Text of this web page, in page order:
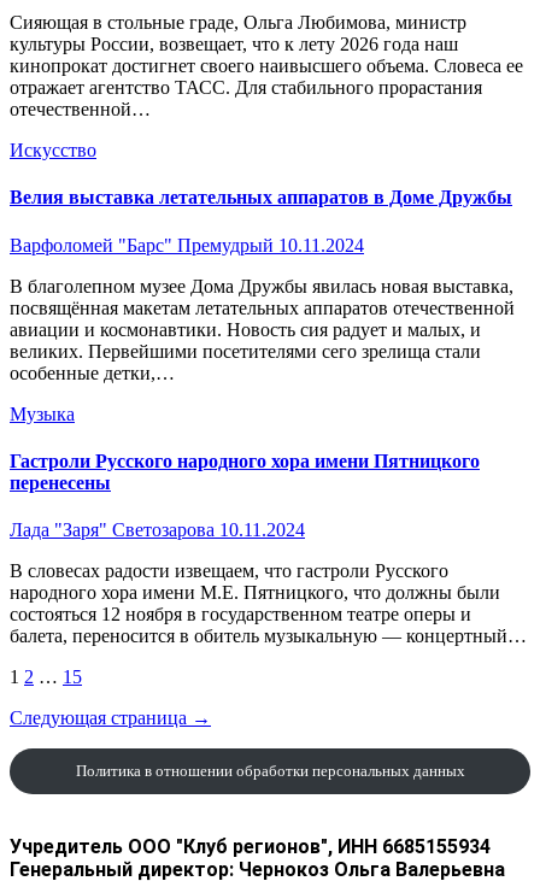
Сияющая в стольные граде, Ольга Любимова, министр
культуры России, возвещает, что к лету 2026 года наш
кинопрокат достигнет своего наивысшего объема. Словеса ее
отражает агентство ТАСС. Для стабильного прорастания
отечественной…
Искусство
Велия выставка летательных аппаратов в Доме Дружбы
Варфоломей "Барс" Премудрый 10.11.2024
В благолепном музее Дома Дружбы явилась новая выставка,
посвящённая макетам летательных аппаратов отечественной
авиации и космонавтики. Новость сия радует и малых, и
великих. Первейшими посетителями сего зрелища стали
особенные детки,…
Музыка
Гастроли Русского народного хора имени Пятницкого
перенесены
Лада "Заря" Светозарова 10.11.2024
В словесах радости извещаем, что гастроли Русского
народного хора имени М.Е. Пятницкого, что должны были
состояться 12 ноября в государственном театре оперы и
балета, переносится в обитель музыкальную — концертный…
Пагинация
записей
1 2 … 15
Следующая страница →
Политика в отношении обработки персональных данных
Учредитель ООО "Клуб регионов", ИНН 6685155934
Генеральный директор: Чернокоз Ольга Валерьевна